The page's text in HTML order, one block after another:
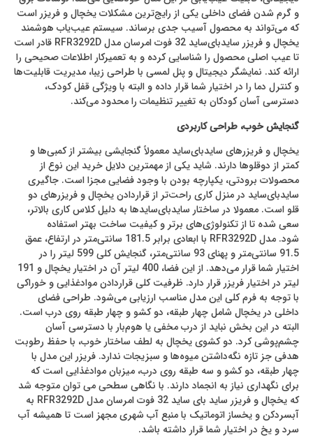
و گرم شدن فضای داخلی یکی از رایج‌ترین مشکلات یخچال و فریزر است
که می‌تواند به محصول آسیب جدی برساند. سیستم عیب‌یاب هوشمند
یخچال و فریزر ساید‌بای‌ساید 32 فوت امرسان مدل RFR3292D قادر است
تا عیب اصلی محصول را شناسایی کرده و به تعمیرکار اطلاعات صحیحی را
ارائه کند. نمایشگر دیجیتال و پنل لمسی با طراحی زیبا، مدیریت قابلیت‌ها
و کنترل دما را در اختیار شما قرار داده و البته با ویژگی قفل کودک،
دسترسی آسان کودکان به تغییر تنظیمات را محدود می‌کند.
گنجایش خوب، طراحی کاربردی
یخچال و فریزرهای ساید‌بای‌ساید معمولاً گنجایشی بیشتر از کمبی‌ها و
کمتر از دوقلوها دارند. شاید یکی از مهمترین دلایل خرید این نوع از
محصولات برودتی، یکپارچه بودن با وجود فضایی مجزا است. جاگیری
ساید‌بای‌ساید در منزل کاری راحت‌تر از قراردادن یخچال و فریزرهای دو
قلو است. معمولا در ساختار ساید‌بای‌سایدها به دلیل کلاس کاری بالاتر،
سعی شده تا از تکنولوژی‌های برتر و کیفیت ساخت بهتر استفاده
شود. مدل RFR3292D با ابعادی برابر 181.5 سانتی‌متر در ارتفاع، عمق
91.5 سانتی‌متر و پهنای 93 سانتی‌متر، گنجایش کلی 599 لیتر را در
اختیار شما قرار می‌دهد. از این فضا، 400 لیتر آن در اختیار یخچال و 191
لیتر در اختیار فریزر قرار دارد. ظرفیت کلی قراردادن موادغذایی و خوراکی
با توجه به فرم کلی این مدل مناسب ارزیابی می‌شود. طراحی فضای
داخلی در یخچال شامل چهار طبقه، دو کشو و چهار طبقه روی درب است.
البته در این بخش نباید از درب مخفی یا هوم‌بار با دسترسی آسان
چشم‌پوشی کرد. دو کشوی یخچال به لطف ساختار خوب، با حفظ رطوبت
هدفی جز تازه نگه‌داشتن میوه‌ها و سبزیجات ندارد. فریزر این مدل با
چهار طبقه، دو کشو و سه طبقه روی درب، میزبان موادغذایی است که
برای نگهداری نیاز به انجماد دارند. با نگاهی سطحی می توان متوجه شد
که یخچال و فریزر ساید بای ساید 32 فوت امرسان مدل RFR3292D به
آبسردکن و یخساز اتوماتیک با منبع آب شهری مجهز است تا همیشه آب
سرد و یخ در اختیار شما قرار داشته باشد.